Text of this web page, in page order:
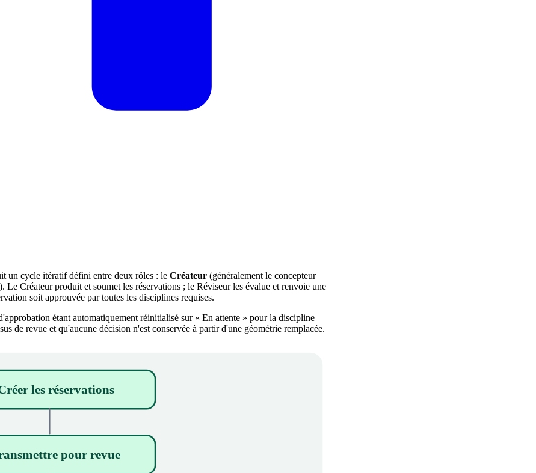
un cycle itératif défini entre deux rôles : le Créateur (généralement le concepteur
Le Créateur produit et soumet les réservations ; le Réviseur les évalue et renvoie une
soit approuvée par toutes les disciplines requises.
étant automatiquement réinitialisé sur « En attente » pour la discipline
de revue et qu'aucune décision n'est conservée à partir d'une géométrie remplacée.
les réservations
pour revue